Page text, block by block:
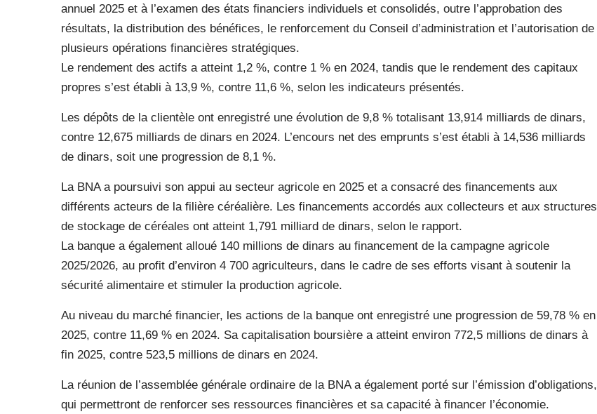
annuel 2025 et à l’examen des états financiers individuels et consolidés, outre l’approbation des
résultats, la distribution des bénéfices, le renforcement du Conseil d’administration et l’autorisation de
plusieurs opérations financières stratégiques.
Le rendement des actifs a atteint 1,2 %, contre 1 % en 2024, tandis que le rendement des capitaux
propres s’est établi à 13,9 %, contre 11,6 %, selon les indicateurs présentés.
Les dépôts de la clientèle ont enregistré une évolution de 9,8 % totalisant 13,914 milliards de dinars,
contre 12,675 milliards de dinars en 2024. L’encours net des emprunts s’est établi à 14,536 milliards
de dinars, soit une progression de 8,1 %.
La BNA a poursuivi son appui au secteur agricole en 2025 et a consacré des financements aux
différents acteurs de la filière céréalière. Les financements accordés aux collecteurs et aux structures
de stockage de céréales ont atteint 1,791 milliard de dinars, selon le rapport.
La banque a également alloué 140 millions de dinars au financement de la campagne agricole
2025/2026, au profit d’environ 4 700 agriculteurs, dans le cadre de ses efforts visant à soutenir la
sécurité alimentaire et stimuler la production agricole.
Au niveau du marché financier, les actions de la banque ont enregistré une progression de 59,78 % en
2025, contre 11,69 % en 2024. Sa capitalisation boursière a atteint environ 772,5 millions de dinars à
fin 2025, contre 523,5 millions de dinars en 2024.
La réunion de l’assemblée générale ordinaire de la BNA a également porté sur l’émission d’obligations,
qui permettront de renforcer ses ressources financières et sa capacité à financer l’économie.